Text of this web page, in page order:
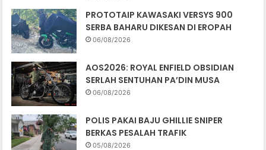
PROTOTAIP KAWASAKI VERSYS 900
SERBA BAHARU DIKESAN DI EROPAH
06/08/2026
AOS2026: ROYAL ENFIELD OBSIDIAN
SERLAH SENTUHAN PA’DIN MUSA
06/08/2026
POLIS PAKAI BAJU GHILLIE SNIPER
BERKAS PESALAH TRAFIK
05/08/2026